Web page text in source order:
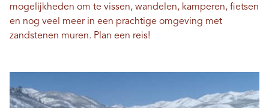
mogelijkheden om te vissen, wandelen, kamperen, fietsen
en nog veel meer in een prachtige omgeving met
zandstenen muren. Plan een reis!